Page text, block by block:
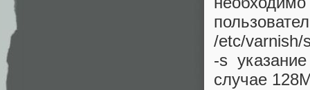
/etc/varnish/
-s
случае